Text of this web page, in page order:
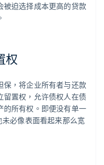
被迫选择成本更高的贷款
权
保，将企业所有者与还款
留置权，允许债权人在债
的所有权。即便没有单一
未必像表面看起来那么宽